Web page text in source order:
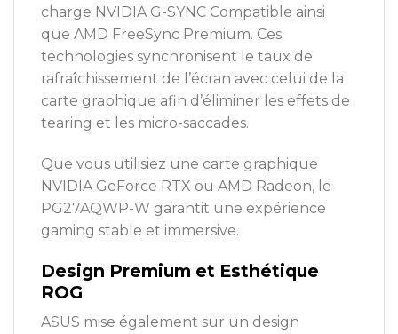
charge NVIDIA G-SYNC Compatible ainsi
que AMD FreeSync Premium. Ces
technologies synchronisent le taux de
rafraîchissement de l’écran avec celui de la
carte graphique afin d’éliminer les effets de
tearing et les micro-saccades.
Que vous utilisiez une carte graphique
NVIDIA GeForce RTX ou AMD Radeon, le
PG27AQWP-W garantit une expérience
gaming stable et immersive.
Design Premium et Esthétique
ROG
ASUS mise également sur un design